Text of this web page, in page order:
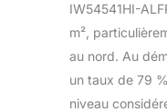
IW54541HI-
m²,
au nord. Au
un taux de 79
niveau